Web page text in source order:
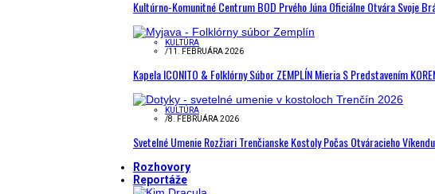
Kultúrno-Komunitné Centrum BOD Prvého Júna Oficiálne Otvára Svoje
KULTÚRA
/11. FEBRUÁRA 2026
Kapela ICONITO & Folklórny Súbor ZEMPLÍN Mieria S Predstavením
KULTÚRA
/8. FEBRUÁRA 2026
Svetelné Umenie Rozžiari Trenčianske Kostoly Počas Otváracieho
Rozhovory
Reportáže